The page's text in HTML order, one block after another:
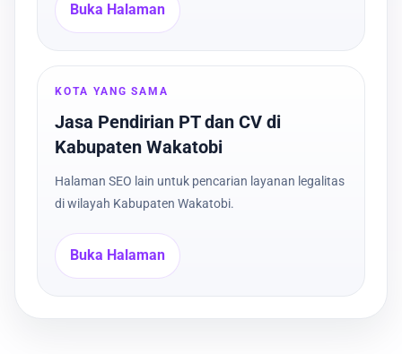
Buka Halaman
KOTA YANG SAMA
Jasa Pendirian PT dan CV di
Kabupaten Wakatobi
Halaman SEO lain untuk pencarian layanan legalitas
di wilayah Kabupaten Wakatobi.
Buka Halaman